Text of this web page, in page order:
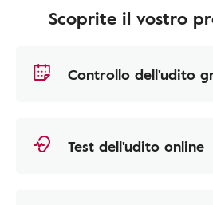
Scoprite il vostro
Controllo dell'udito
Test dell'udito online